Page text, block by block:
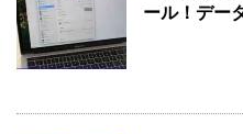
ール！デー